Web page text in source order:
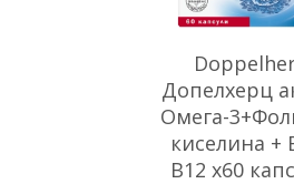
Допелхерц
Омега-
киселина +
В12 х60